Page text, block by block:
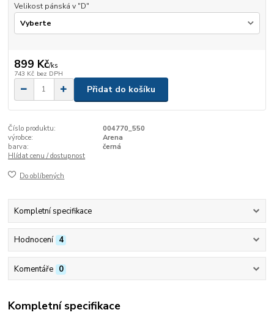
Velikost pánská v "D"
899 Kč/ks
743 Kč bez DPH
Přidat do košíku
Číslo produktu:
004770_550
výrobce:
Arena
barva:
černá
Hlídat cenu / dostupnost
Do oblíbených
Kompletní specifikace
Hodnocení 4
Komentáře 0
Kompletní specifikace